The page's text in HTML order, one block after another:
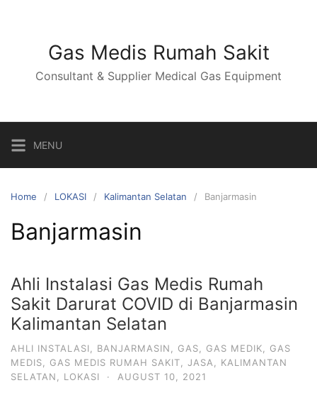
Gas Medis Rumah Sakit
Consultant & Supplier Medical Gas Equipment
MENU
Home LOKASI Kalimantan Selatan Banjarmasin
Banjarmasin
Ahli Instalasi Gas Medis Rumah
Sakit Darurat COVID di Banjarmasin
Kalimantan Selatan
AHLI INSTALASI BANJARMASIN GAS GAS MEDIK
GAS
MEDIS
GAS MEDIS RUMAH SAKIT JASA
KALIMANTAN
SELATAN
LOKASI · AUGUST 10, 2021